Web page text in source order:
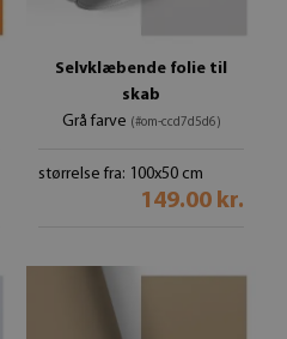
Selvklæbende folie til
skab
Grå farve (#om-ccd7d5d6)
størrelse fra: 100x50 cm
149.00 kr.